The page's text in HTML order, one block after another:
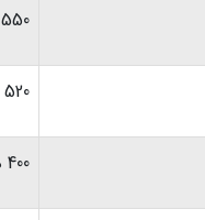
550 هزار تومان
520 هزار تومان
400 هزار تومان